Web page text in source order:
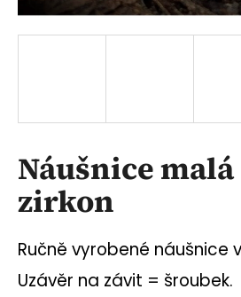
Náušnice
zirkon
Ručně vyrobené náušnice
Uzávěr na závit = šroubek.
a
j
?
D